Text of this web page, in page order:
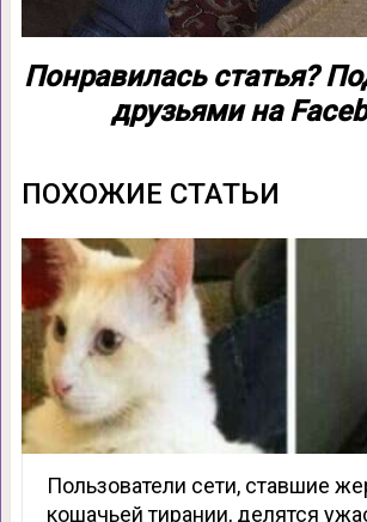
Понравилась статья?
друзьями на
ПОХОЖИЕ СТАТЬИ
Пользователи сети, ставшие
кошачьей тирании, делятся